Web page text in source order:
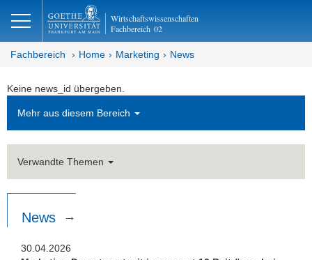
Wirtschaftswissenschaften
Fachbereich 02
Fachbereich Home Marketing News
Keine news_id übergeben.
Mehr aus diesem Bereich
Verwandte Themen
News
30.04.2026